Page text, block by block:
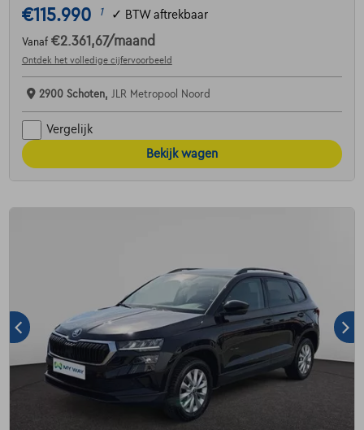
€115.990 1 ✓ BTW aftrekbaar
Vanaf €2.361,67/maand
Ontdek het volledige cijfervoorbeeld
2900 Schoten, JLR Metropool Noord
Vergelijk
Bekijk wagen